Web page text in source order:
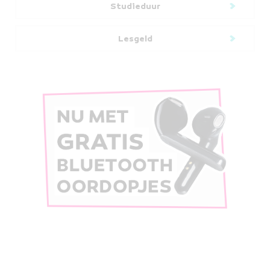
Studieduur
Lesgeld